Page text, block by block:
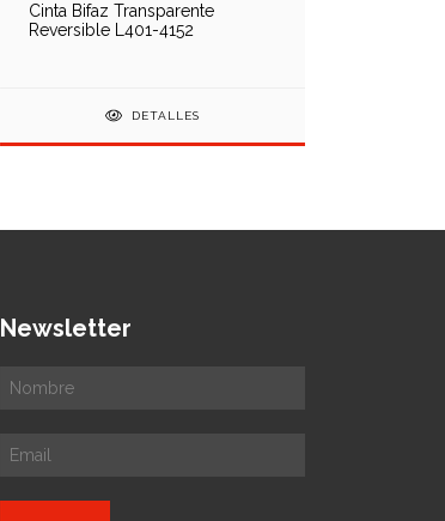
Cinta Bifaz Transparente
Reversible L401-4152
DETALLES
Newsletter